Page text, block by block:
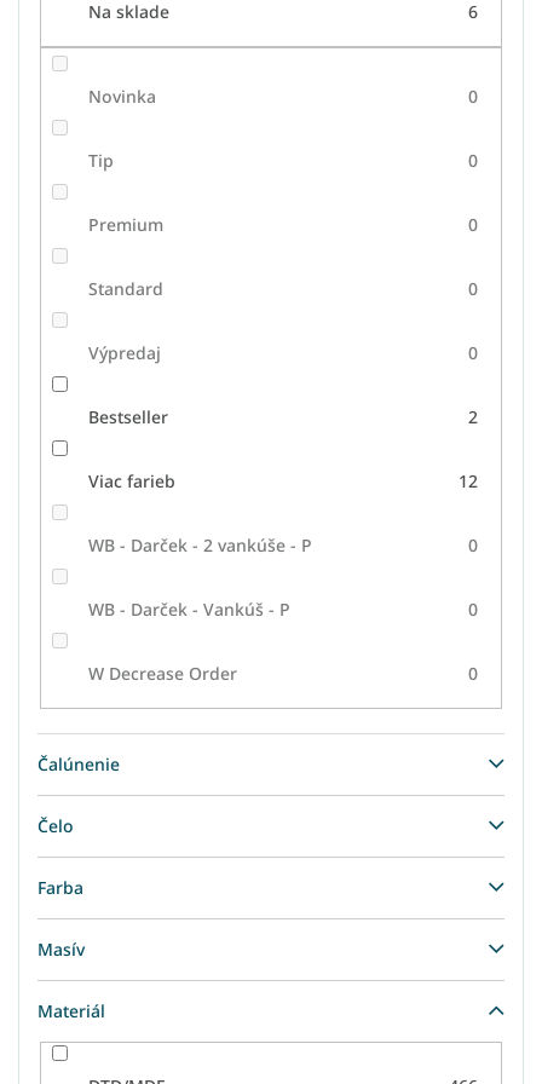
Na sklade 6
Novinka 0
Tip 0
Premium 0
Standard 0
Výpredaj 0
Bestseller 2
Viac farieb 12
WB - Darček - 2 vankúše - P 0
WB - Darček - Vankúš - P 0
W Decrease Order 0
Čalúnenie
Čelo
Farba
Masív
Materiál